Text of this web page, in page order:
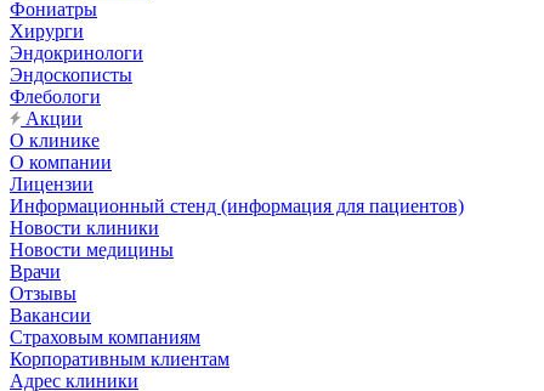
Фониатры
Хирурги
Эндокринологи
Эндоскописты
Флебологи
Акции
О клинике
О компании
Лицензии
Информационный стенд (информация для пациентов)
Новости клиники
Новости медицины
Врачи
Отзывы
Вакансии
Страховым компаниям
Корпоративным клиентам
Адрес клиники